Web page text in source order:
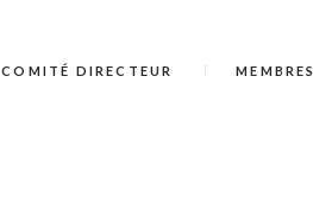
COMITÉ DIRECTEUR MEMBRES